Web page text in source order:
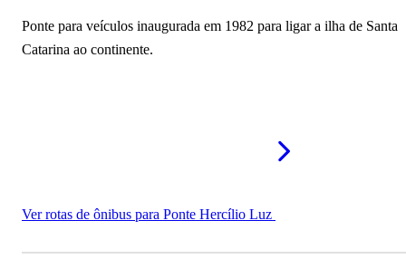
Ponte Pedro Ivo Campos
Ponte para veículos inaugurada em 1982 para ligar a ilha de Santa
Catarina ao continente.
Ver rotas de ônibus para Ponte Hercílio Luz